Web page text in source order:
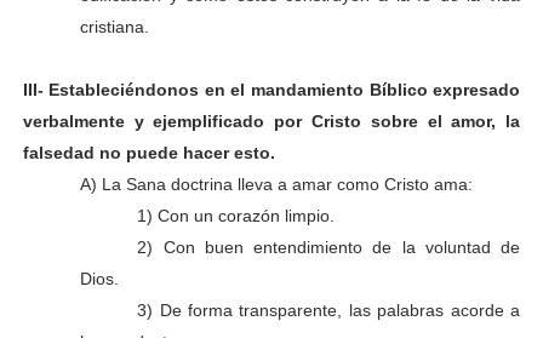
cristiana.
III- Estableciéndonos en el mandamiento Bíblico expresado
verbalmente y ejemplificado por Cristo sobre el amor, la
falsedad no puede hacer esto.
A) La Sana doctrina lleva a amar como Cristo ama:
1) Con un corazón limpio.
2) Con buen entendimiento de la voluntad de
Dios.
3) De forma transparente, las palabras acorde a